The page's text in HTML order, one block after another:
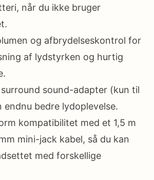
når du ikke bruger
og afbrydelseskontrol for
af lydstyrken og hurtig
surround sound-adapter (kun til
endnu bedre lydoplevelse.
kompatibilitet med et 1,5 m
mini-jack kabel, så du kan
med forskellige